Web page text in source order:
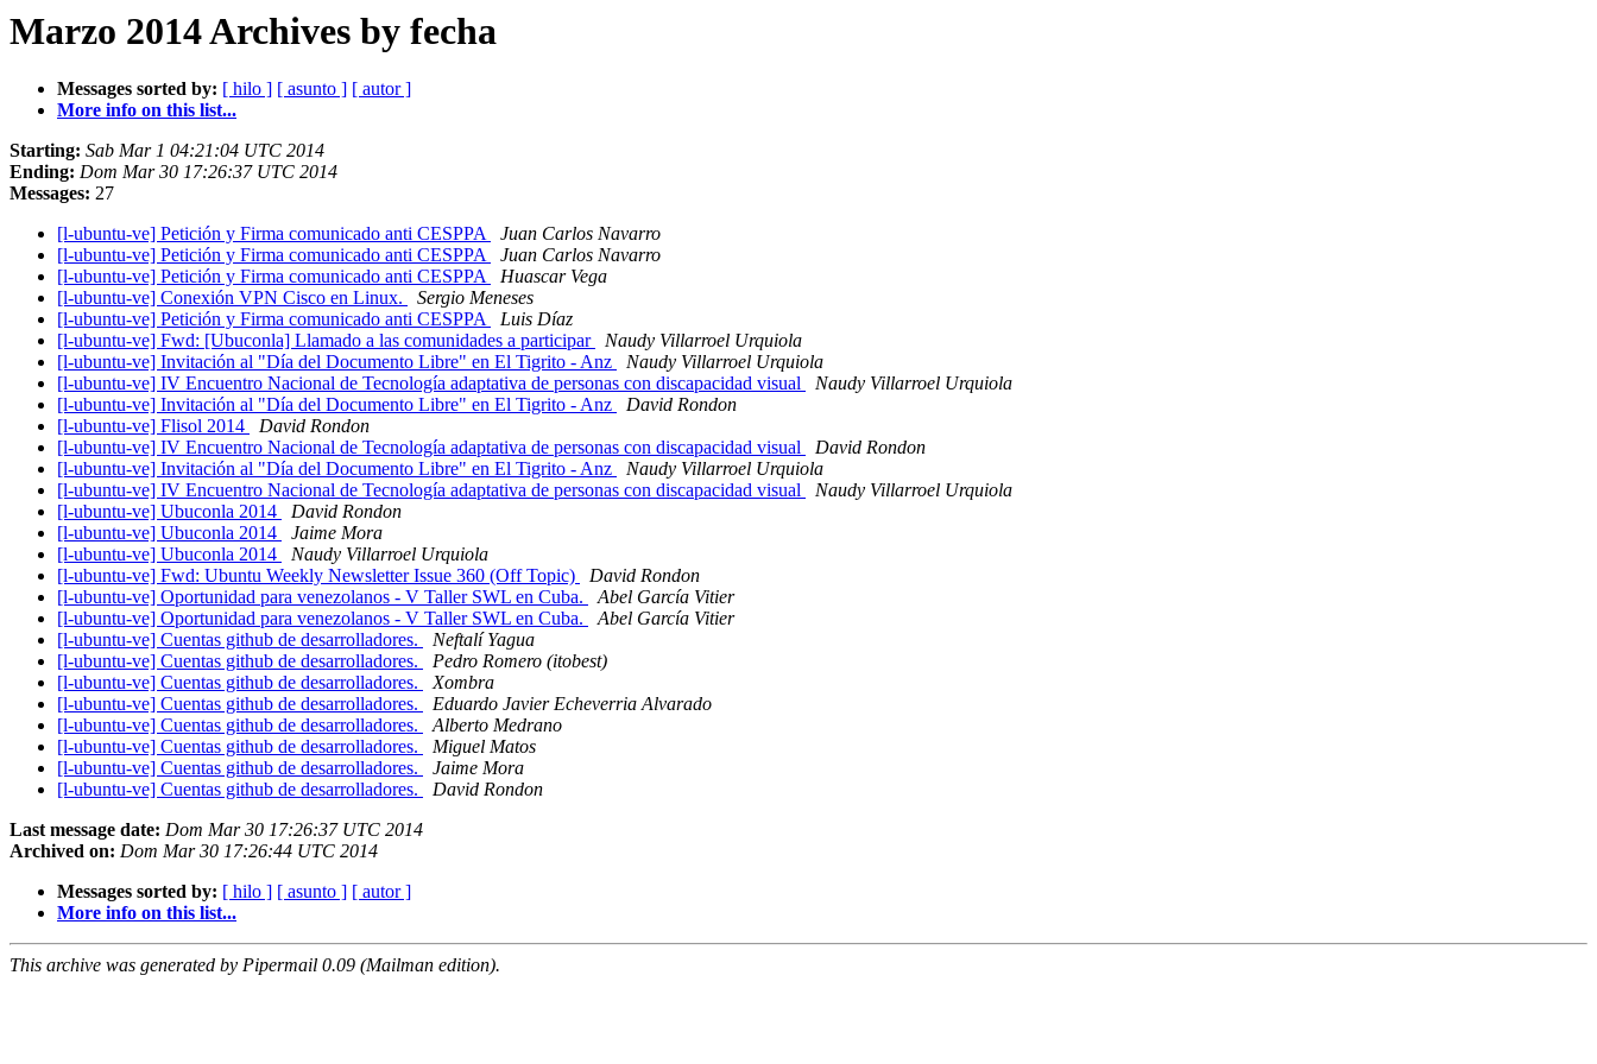
Marzo 2014 Archives by fecha
Messages sorted by: [ hilo ] [ asunto ] [ autor ]
More info on this list...
Starting: Sab Mar 1 04:21:04 UTC 2014
Ending: Dom Mar 30 17:26:37 UTC 2014
Messages: 27
[l-ubuntu-ve] Petición y Firma comunicado anti CESPPA
Juan Carlos Navarro
[l-ubuntu-ve] Petición y Firma comunicado anti CESPPA
Juan Carlos Navarro
[l-ubuntu-ve] Petición y Firma comunicado anti CESPPA
Huascar Vega
[l-ubuntu-ve] Conexión VPN Cisco en Linux.
Sergio Meneses
[l-ubuntu-ve] Petición y Firma comunicado anti CESPPA
Luis Díaz
[l-ubuntu-ve] Fwd: [Ubuconla] Llamado a las comunidades a participar
Naudy Villarroel Urquiola
[l-ubuntu-ve] Invitación al "Día del Documento Libre" en El Tigrito - Anz
Naudy Villarroel Urquiola
[l-ubuntu-ve] IV Encuentro Nacional de Tecnología adaptativa de personas con discapacidad visual
Naudy Villarroel Urquiola
[l-ubuntu-ve] Invitación al "Día del Documento Libre" en El Tigrito - Anz
David Rondon
[l-ubuntu-ve] Flisol 2014
David Rondon
[l-ubuntu-ve] IV Encuentro Nacional de Tecnología adaptativa de personas con discapacidad visual
David Rondon
[l-ubuntu-ve] Invitación al "Día del Documento Libre" en El Tigrito - Anz
Naudy Villarroel Urquiola
[l-ubuntu-ve] IV Encuentro Nacional de Tecnología adaptativa de personas con discapacidad visual
Naudy Villarroel Urquiola
[l-ubuntu-ve] Ubuconla 2014
David Rondon
[l-ubuntu-ve] Ubuconla 2014
Jaime Mora
[l-ubuntu-ve] Ubuconla 2014
Naudy Villarroel Urquiola
[l-ubuntu-ve] Fwd: Ubuntu Weekly Newsletter Issue 360 (Off Topic)
David Rondon
[l-ubuntu-ve] Oportunidad para venezolanos - V Taller SWL en Cuba.
Abel García Vitier
[l-ubuntu-ve] Oportunidad para venezolanos - V Taller SWL en Cuba.
Abel García Vitier
[l-ubuntu-ve] Cuentas github de desarrolladores.
Neftalí Yagua
[l-ubuntu-ve] Cuentas github de desarrolladores.
Pedro Romero (itobest)
[l-ubuntu-ve] Cuentas github de desarrolladores.
Xombra
[l-ubuntu-ve] Cuentas github de desarrolladores.
Eduardo Javier Echeverria Alvarado
[l-ubuntu-ve] Cuentas github de desarrolladores.
Alberto Medrano
[l-ubuntu-ve] Cuentas github de desarrolladores.
Miguel Matos
[l-ubuntu-ve] Cuentas github de desarrolladores.
Jaime Mora
[l-ubuntu-ve] Cuentas github de desarrolladores.
David Rondon
Last message date: Dom Mar 30 17:26:37 UTC 2014
Archived on: Dom Mar 30 17:26:44 UTC 2014
Messages sorted by: [ hilo ] [ asunto ] [ autor ]
More info on this list...
This archive was generated by Pipermail 0.09 (Mailman edition).